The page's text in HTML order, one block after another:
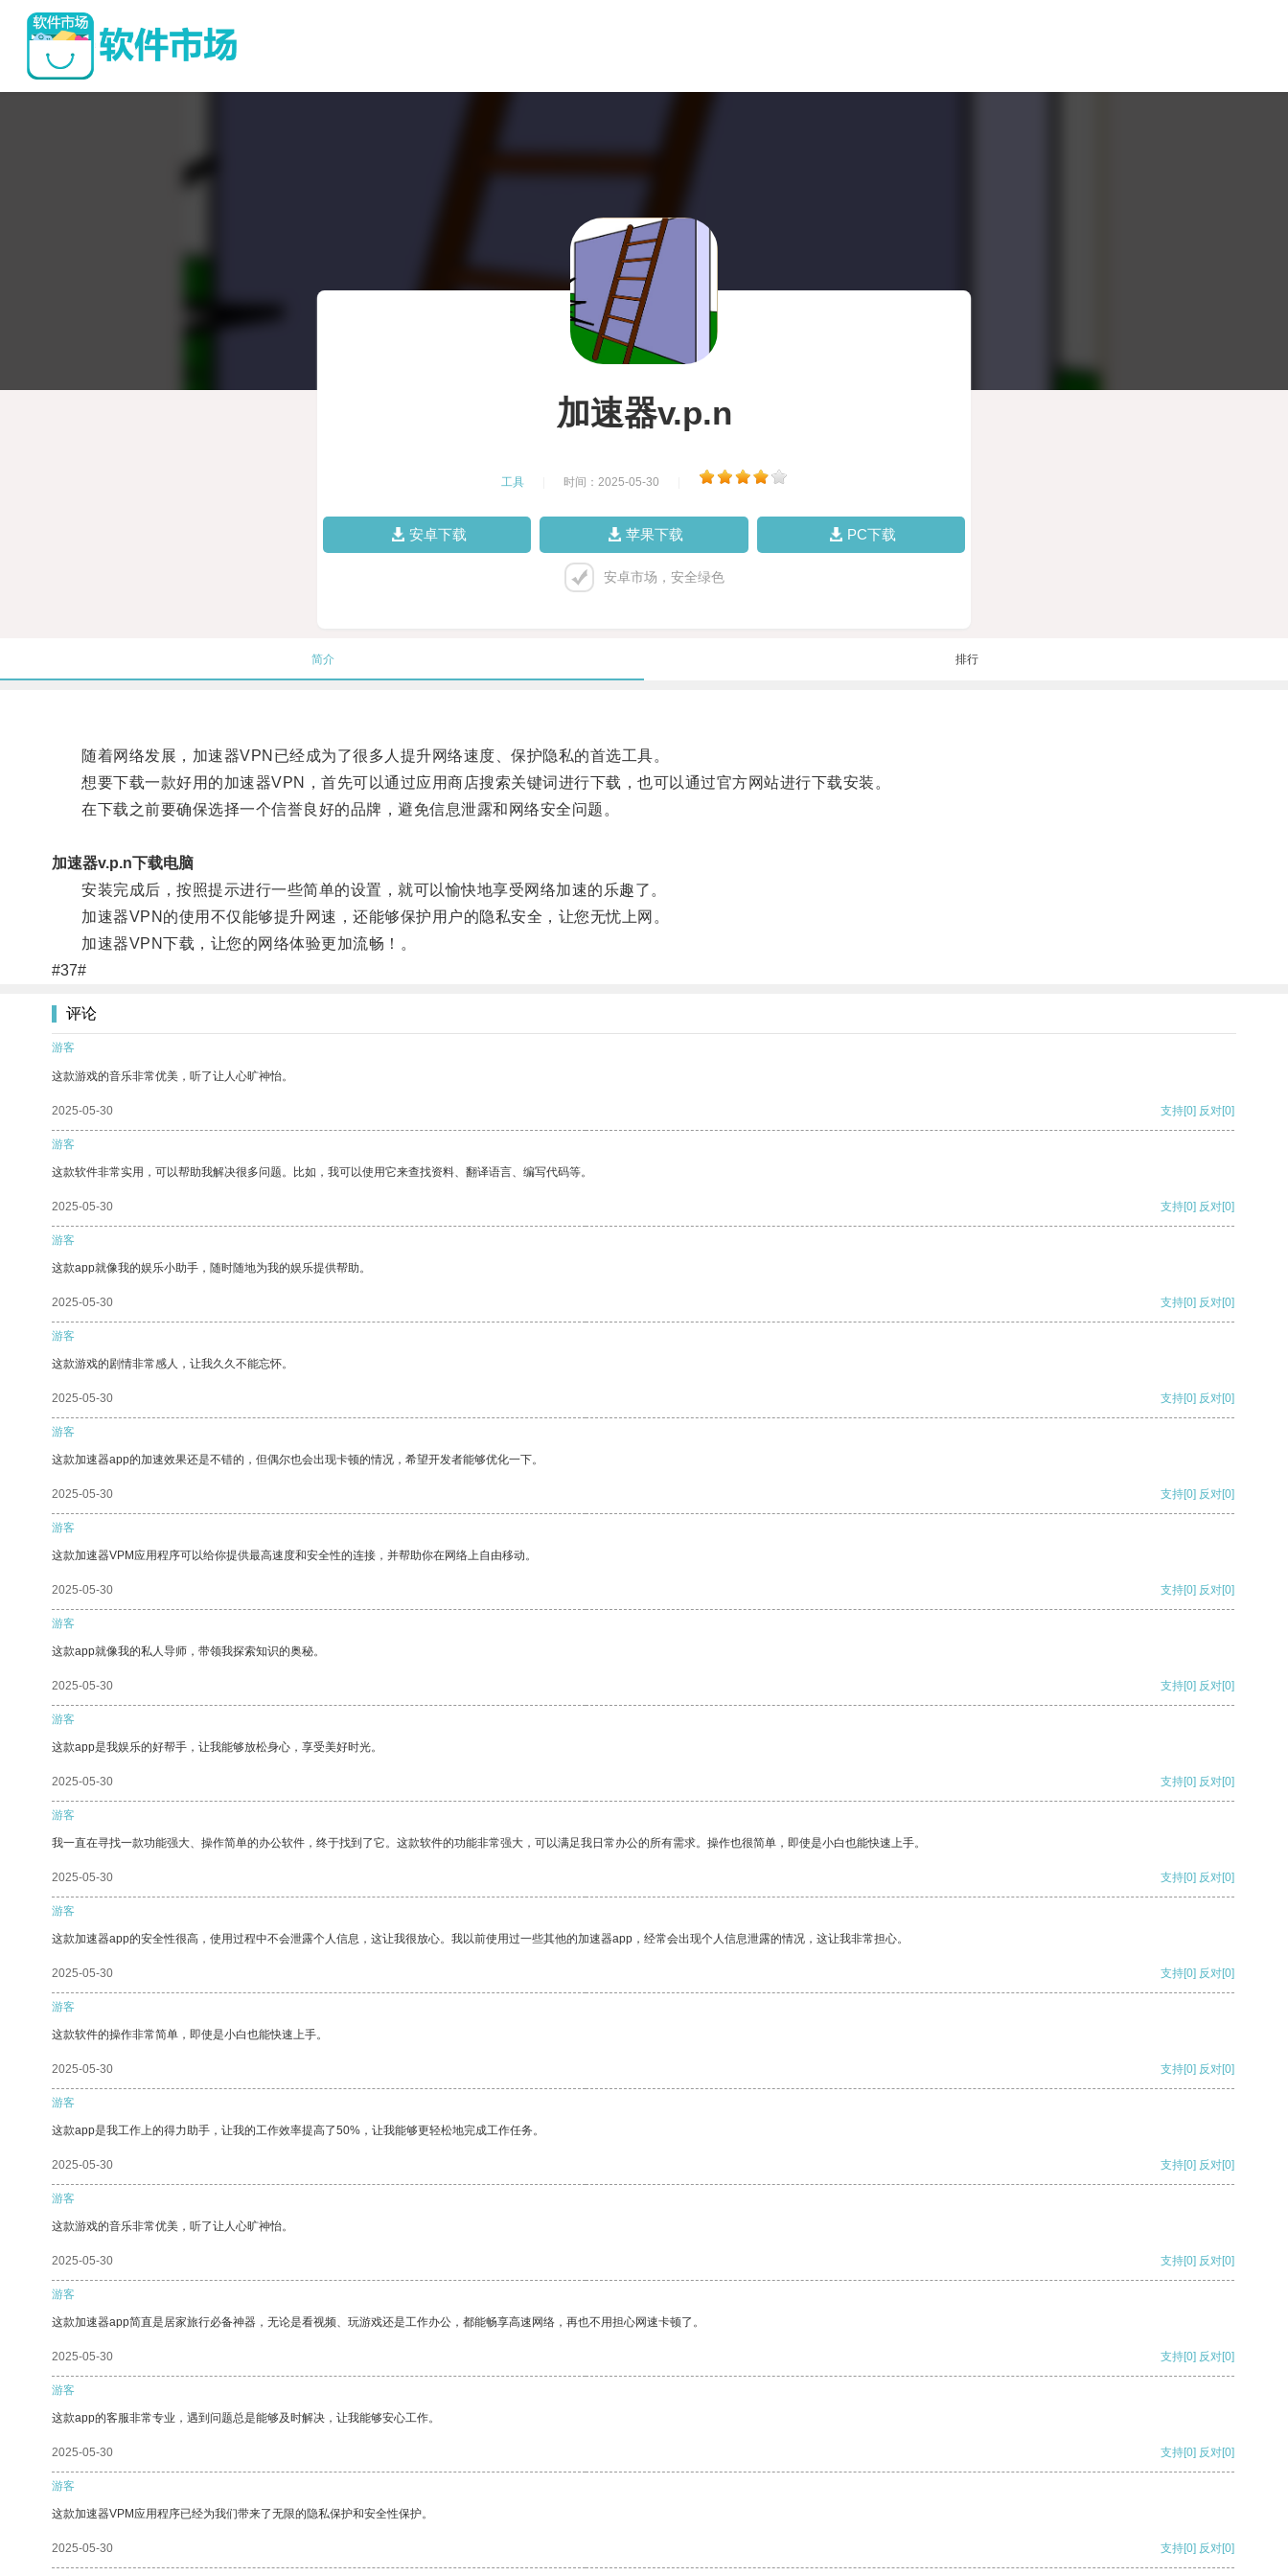
加速器v.p.n
工具 时间：2025-05-30
安卓下载 苹果下载 PC下载
安卓市场，安全绿色
简介 排行
随着网络发展，加速器VPN已经成为了很多人提升网络速度、保护隐私的首选工具。
想要下载一款好用的加速器VPN，首先可以通过应用商店搜索关键词进行下载，也可以通过官方网站进行下载安装。
在下载之前要确保选择一个信誉良好的品牌，避免信息泄露和网络安全问题。
加速器v.p.n下载电脑
安装完成后，按照提示进行一些简单的设置，就可以愉快地享受网络加速的乐趣了。
加速器VPN的使用不仅能够提升网速，还能够保护用户的隐私安全，让您无忧上网。
加速器VPN下载，让您的网络体验更加流畅！。
#37#
评论
游客
这款游戏的音乐非常优美，听了让人心旷神怡。
2025-05-30 支持[0] 反对[0]
游客
这款软件非常实用，可以帮助我解决很多问题。比如，我可以使用它来查找资料、翻译语言、编写代码等。
2025-05-30 支持[0] 反对[0]
游客
这款app就像我的娱乐小助手，随时随地为我的娱乐提供帮助。
2025-05-30 支持[0] 反对[0]
游客
这款游戏的剧情非常感人，让我久久不能忘怀。
2025-05-30 支持[0] 反对[0]
游客
这款加速器app的加速效果还是不错的，但偶尔也会出现卡顿的情况，希望开发者能够优化一下。
2025-05-30 支持[0] 反对[0]
游客
这款加速器VPM应用程序可以给你提供最高速度和安全性的连接，并帮助你在网络上自由移动。
2025-05-30 支持[0] 反对[0]
游客
这款app就像我的私人导师，带领我探索知识的奥秘。
2025-05-30 支持[0] 反对[0]
游客
这款app是我娱乐的好帮手，让我能够放松身心，享受美好时光。
2025-05-30 支持[0] 反对[0]
游客
我一直在寻找一款功能强大、操作简单的办公软件，终于找到了它。这款软件的功能非常强大，可以满足我日常办公的所有需求。操作也很简单，即使是小白也能快速上手。
2025-05-30 支持[0] 反对[0]
游客
这款加速器app的安全性很高，使用过程中不会泄露个人信息，这让我很放心。我以前使用过一些其他的加速器app，经常会出现个人信息泄露的情况，这让我非常担心。
2025-05-30 支持[0] 反对[0]
游客
这款软件的操作非常简单，即使是小白也能快速上手。
2025-05-30 支持[0] 反对[0]
游客
这款app是我工作上的得力助手，让我的工作效率提高了50%，让我能够更轻松地完成工作任务。
2025-05-30 支持[0] 反对[0]
游客
这款游戏的音乐非常优美，听了让人心旷神怡。
2025-05-30 支持[0] 反对[0]
游客
这款加速器app简直是居家旅行必备神器，无论是看视频、玩游戏还是工作办公，都能畅享高速网络，再也不用担心网速卡顿了。
2025-05-30 支持[0] 反对[0]
游客
这款app的客服非常专业，遇到问题总是能够及时解决，让我能够安心工作。
2025-05-30 支持[0] 反对[0]
游客
这款加速器VPM应用程序已经为我们带来了无限的隐私保护和安全性保护。
2025-05-30 支持[0] 反对[0]